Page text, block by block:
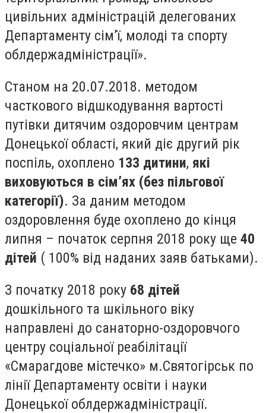
цивільних адміністрацій делегованих
Департаменту сім’ї, молоді та спорту
облдержадміністрації».
Станом на 20.07.2018. методом
часткового відшкодування вартості
путівки дитячим оздоровчим центрам
Донецької області, який діє другий рік
поспіль, охоплено 133 дитини, які
виховуються в сім’ях (без пільгової
категорії). За даним методом
оздоровлення буде охоплено до кінця
липня – початок серпня 2018 року ще 40
дітей ( 100% від наданих заяв батьками).
З початку 2018 року 68 дітей
дошкільного та шкільного віку
направлені до санаторно-оздоровчого
центру соціальної реабілітації
«Смарагдове містечко» м.Святогірськ по
лінії Департаменту освіти і науки
Донецької облдержадміністрації.